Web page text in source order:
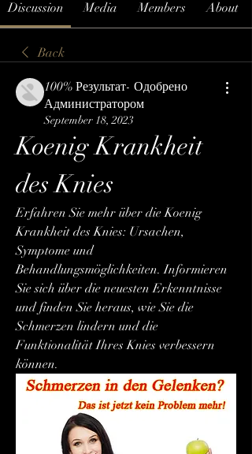
Discussion Media Members About
Back
100% Результат- Одобрено
Администратором
September 18, 2023
Koenig Krankheit
des Knies
Erfahren Sie mehr über die Koenig
Krankheit des Knies: Ursachen,
Symptome und
Behandlungsmöglichkeiten. Informieren
Sie sich über die neuesten Erkenntnisse
und finden Sie heraus, wie Sie die
Schmerzen lindern und die
Funktionalität Ihres Knies verbessern
können.